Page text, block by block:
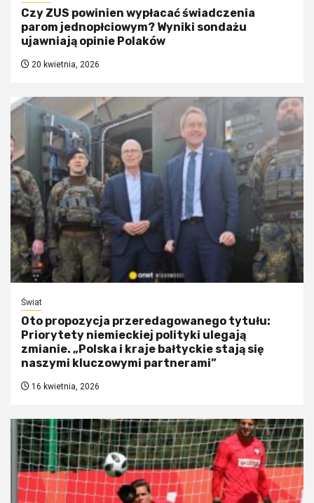
Czy ZUS powinien wypłacać świadczenia
parom jednopłciowym? Wyniki sondażu
ujawniają opinie Polaków
20 kwietnia, 2026
Świat
Oto propozycja przeredagowanego tytułu:
Priorytety niemieckiej polityki ulegają
zmianie. „Polska i kraje bałtyckie stają się
naszymi kluczowymi partnerami”
16 kwietnia, 2026